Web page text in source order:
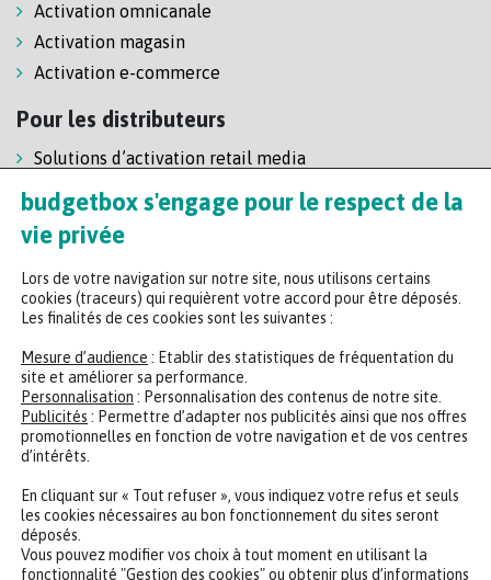
Activation omnicanale
Activation magasin
Activation e-commerce
Pour les distributeurs
Solutions d’activation retail media
Solution de self-scanning
Régie enseigne
Headquarters
47 rue de la Chaussée d'Antin, 75009 Paris
CONTACTER UN EXPERT REJOINDRE NOTRE ÉQUIPE
budgetbox s'engage pour le respect de la
vie privée
Lors de votre navigation sur notre site, nous utilisons certains
cookies (traceurs) qui requièrent votre accord pour être déposés.
Les finalités de ces cookies sont les suivantes :
Mesure d’audience : Etablir des statistiques de fréquentation du
site et améliorer sa performance.
Personnalisation : Personnalisation des contenus de notre site.
Publicités : Permettre d’adapter nos publicités ainsi que nos offres
promotionnelles en fonction de votre navigation et de vos centres
d’intérêts.
En cliquant sur « Tout refuser », vous indiquez votre refus et seuls
les cookies nécessaires au bon fonctionnement du sites seront
déposés.
Vous pouvez modifier vos choix à tout moment en utilisant la
fonctionnalité "Gestion des cookies" ou obtenir plus d’informations